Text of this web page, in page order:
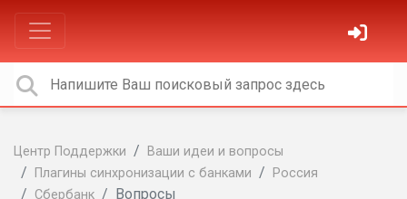
Центр Поддержки
Ваши идеи и вопросы
Плагины синхронизации с банками
Россия
Сбербанк
Вопросы